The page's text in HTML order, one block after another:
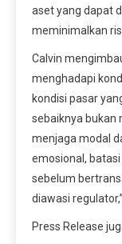
aset yang dapat
meminimalkan
Calvin
menghadapi
kondisi pasar
sebaiknya bukan
menjaga modal
emosional,
sebelum
diawasi
Press Release